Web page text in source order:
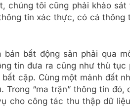
chúng tôi cũng phải khảo
tin xác thực, có cả thông
bán bất động sản phải qua
tin đưa ra cũng như thủ tục
cập. Cùng một mảnh đất
Trong “ma trận” thông tin
cho công tác thu thập dữ